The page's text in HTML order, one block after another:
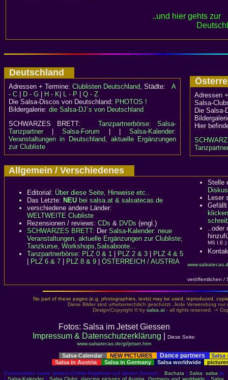
..und hier gehts zur
Deutschland
Adressen + Termine: Clublisten Deutschland, Städte: A
- C
D - G H - K L - P
Q - Z
Die Salsa-Discos von Deutschland: PHOTOS !
Bildergalerie: die Salsa-DJ´s von Deutschland
SCHWARZES BRETT:Tanzpartnerbörse: Salsa-
Tanzpartner|Salsa-Forum | |Salsa-Kalender:
Veranstaltungen in Deutschland, aktuelle Ergänzungen
zur Clubliste
Adressen
Salsa-
Die
Hier
Allgemein / Verschiedenes
Editorial: Über diese Seite, Hinweise etc..
Das Letzte: NEU bei salsa.at & salsatecas.de
verschiedene andere Länder:
WELTWEITE Clubliste
Rezensionen / reviews: CDs & DVDs (engl.)
SCHWARZES BRETT: Der Salsa-Kalender: neue
Veranstaltungen, aktuelle Ergänzungen zur Clubliste;
Tanzkurse, Workshops,Salsaboote...
Tanzpartnerbörse: PLZ 0 & 1 PLZ 2 & 3
PLZ 4 & 5
PLZ 6 & 7 PLZ 8 & 9 ÖSTERREICH / AUSTRIA
Stelle
Leser
klicken
..oder
MS I.E.)
veröffentlichen /
No part of these pages (e.g. photographies, texts) may be used, reproduced,
Diese Bilder sind urheberrechtlich geschützt. Jede Verwendung
Design/Copyright © by salsa.at - all rights reserved. ->
Fotos: Salsa im Jetset Giessen
Impressum & Datenschutzerklärung
Diese Seite:
www.salsatecas.de/gi/jetset.htm
Salsa-Calendar NEW PICTURES Dance partners
Salsa
Salsa in Austria
Salsa in Germany Salsa worldwide
Partnerseiten sowie weitere Online-Angebote auf diesen Servern: Bachata | Salsa:salsa .at
| Salsa-Kalender| Salsa Clubs: dancing pictures of Austria, Germany and worldwide |Salsa